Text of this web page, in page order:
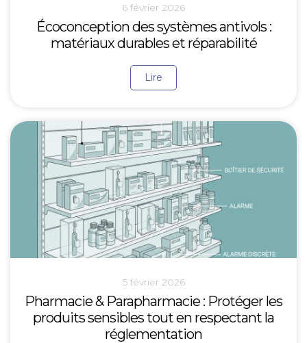
6 février 2026
Écoconception des systèmes antivols :
matériaux durables et réparabilité
Lire
5 février 2026
Pharmacie & Parapharmacie : Protéger les
produits sensibles tout en respectant la
réglementation